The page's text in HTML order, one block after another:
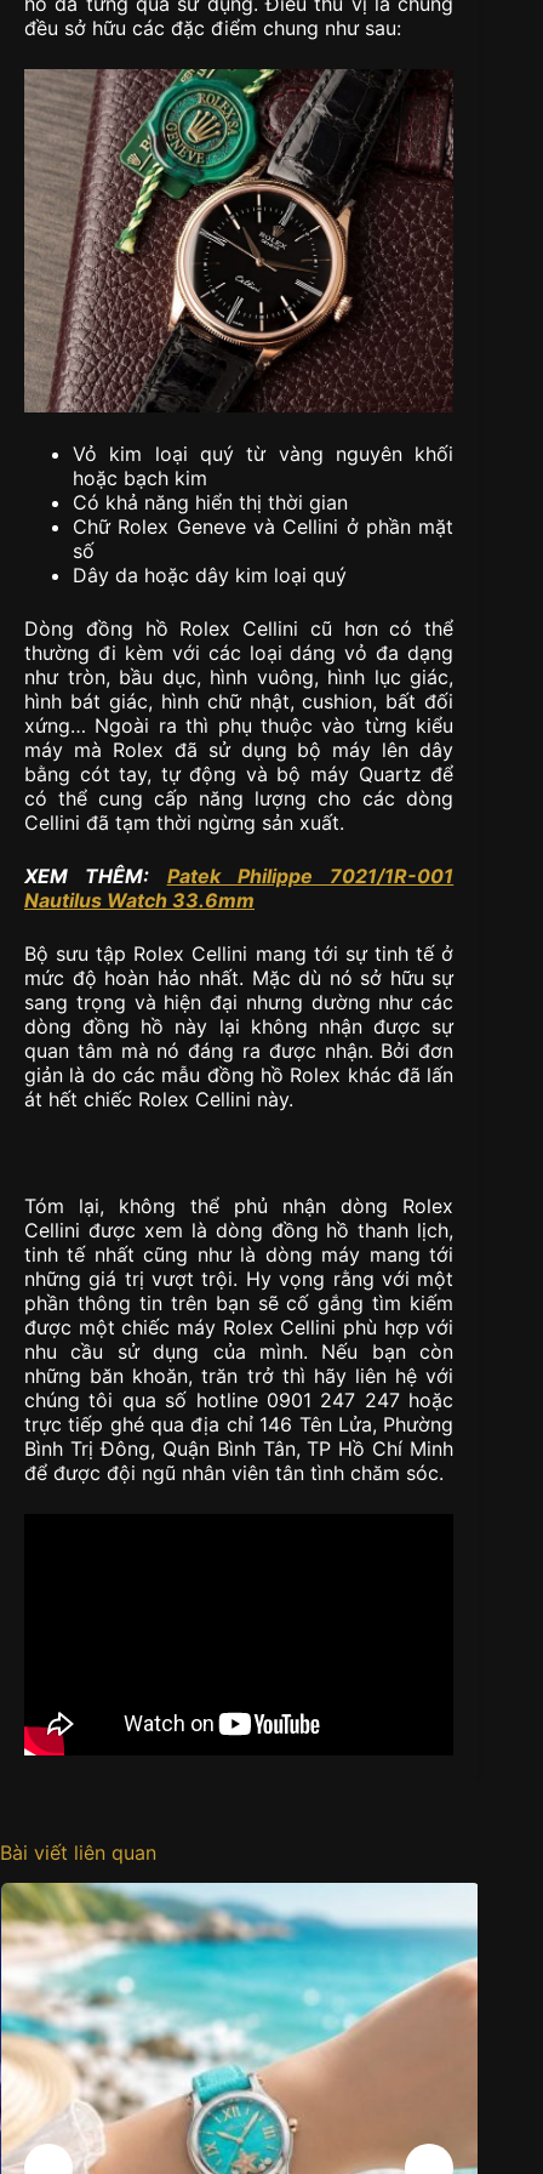
đều sở hữu các đặc điểm chung như sau:
Vỏ kim loại quý từ vàng nguyên khối
hoặc bạch kim
Có khả năng hiển thị thời gian
Chữ Rolex Geneve và Cellini ở phần mặt
số
Dây da hoặc dây kim loại quý
Dòng đồng hồ Rolex Cellini cũ hơn có thể
thường đi kèm với các loại dáng vỏ đa dạng
như tròn, bầu dục, hình vuông, hình lục giác,
hình bát giác, hình chữ nhật, cushion, bất đối
xứng… Ngoài ra thì phụ thuộc vào từng kiểu
máy mà Rolex đã sử dụng bộ máy lên dây
bằng cót tay, tự động và bộ máy Quartz để
có thể cung cấp năng lượng cho các dòng
Cellini đã tạm thời ngừng sản xuất.
XEM THÊM: Patek Philippe 7021/1R-001
Nautilus Watch 33.6mm
Bộ sưu tập Rolex Cellini mang tới sự tinh tế ở
mức độ hoàn hảo nhất. Mặc dù nó sở hữu sự
sang trọng và hiện đại nhưng dường như các
dòng đồng hồ này lại không nhận được sự
quan tâm mà nó đáng ra được nhận. Bởi đơn
giản là do các mẫu đồng hồ Rolex khác đã lấn
át hết chiếc Rolex Cellini này.
Tóm lại, không thể phủ nhận dòng Rolex
Cellini được xem là dòng đồng hồ thanh lịch,
tinh tế nhất cũng như là dòng máy mang tới
những giá trị vượt trội. Hy vọng rằng với một
phần thông tin trên bạn sẽ cố gắng tìm kiếm
được một chiếc máy Rolex Cellini phù hợp với
nhu cầu sử dụng của mình. Nếu bạn còn
những băn khoăn, trăn trở thì hãy liên hệ với
chúng tôi qua số hotline 0901 247 247 hoặc
trực tiếp ghé qua địa chỉ 146 Tên Lửa, Phường
Bình Trị Đông, Quận Bình Tân, TP Hồ Chí Minh
để được đội ngũ nhân viên tân tình chăm sóc.
Bài viết liên quan